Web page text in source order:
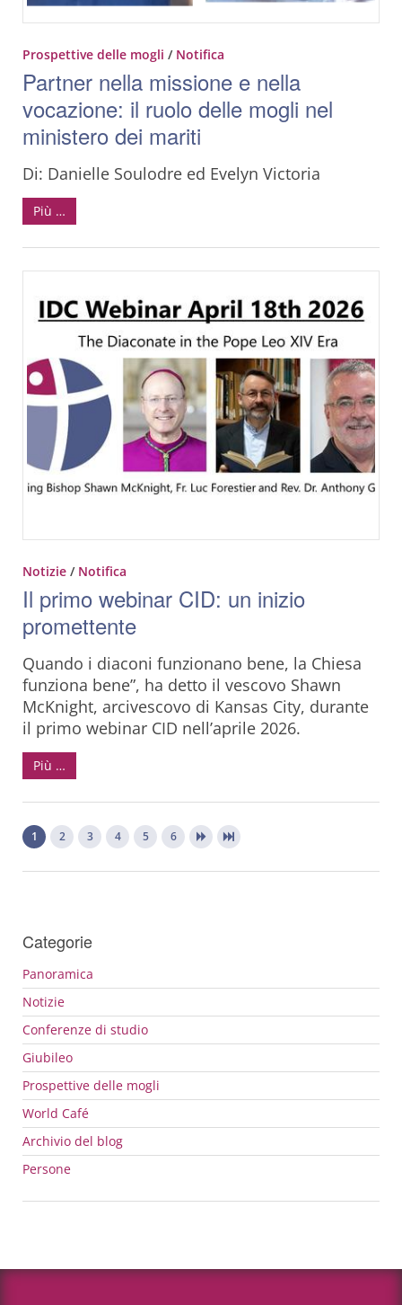
Prospettive delle mogli / Notifica
Partner nella missione e nella
vocazione: il ruolo delle mogli nel
ministero dei mariti
Di: Danielle Soulodre ed Evelyn Victoria
Più …
Notizie / Notifica
Il primo webinar CID: un inizio
promettente
Quando i diaconi funzionano bene, la Chiesa
funziona bene”, ha detto il vescovo Shawn
McKnight, arcivescovo di Kansas City, durante
il primo webinar CID nell’aprile 2026.
Più …
1 2 3 4 5 6
Categorie
Panoramica
Notizie
Conferenze di studio
Giubileo
Prospettive delle mogli
World Café
Archivio del blog
Persone